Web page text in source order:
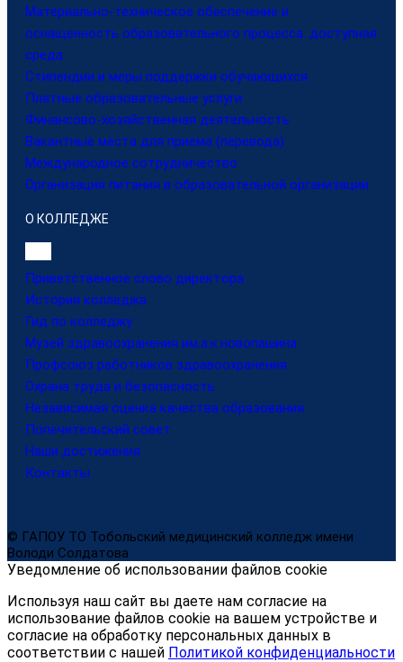
Материально-техническое обеспечение и
оснащенность образовательного процесса. доступная
среда
Стипендии и меры поддержки обучающихся
Платные образовательные услуги
Финансово-хозяйственная деятельность
Вакантные места для приема (перевода)
Международное сотрудничество
Организация питания в образовательной организации
О КОЛЛЕДЖЕ
Приветственное слово директора
История колледжа
Гид по колледжу
Музей здравоохранения им.а.к.новопашина
Профсоюз работников здравоохранения
Охрана труда и безопасность
Независимая оценка качества образования
Попечительский совет
Наши достижения
Контакты
© ГАПОУ ТО Тобольский медицинский колледж имени
Володи Солдатова
Уведомление об использовании файлов cookie
Используя наш сайт вы даете нам согласие на
использование файлов cookie на вашем устройстве и
согласие на обработку персональных данных в
соответствии с нашей Политикой конфиденциальности